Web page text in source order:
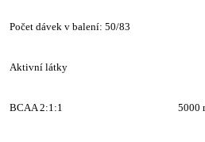
Počet dávek v balení: 50/83
Aktivní látky
BCAA 2:1:1 5000